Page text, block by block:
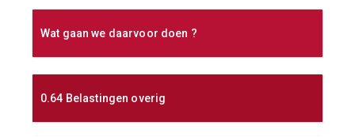
Wat gaan we daarvoor doen ?
0.64 Belastingen overig